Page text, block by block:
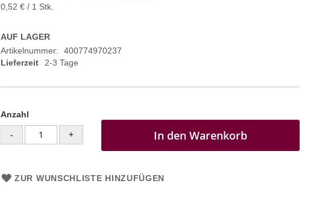
0,52 € / 1 Stk.
AUF LAGER
Artikelnummer
400774970237
Lieferzeit
2-3 Tage
Anzahl
- + In den Warenkorb
ZUR WUNSCHLISTE HINZUFÜGEN